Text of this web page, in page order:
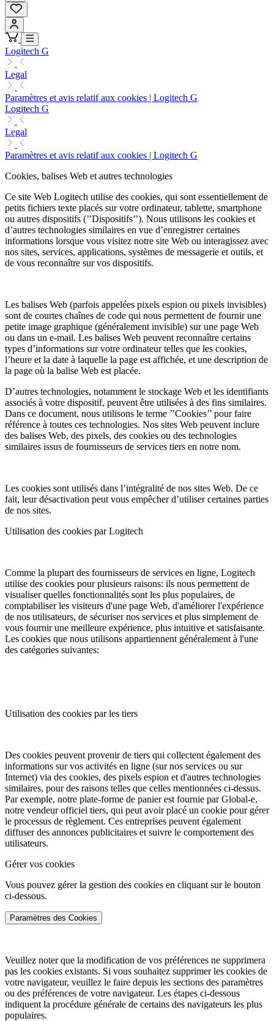
Logitech G
Legal
Paramètres et avis relatif aux cookies | Logitech G
Logitech G
Legal
Paramètres et avis relatif aux cookies | Logitech G
Cookies, balises Web et autres technologies
Ce site Web Logitech utilise des cookies, qui sont essentiellement de
petits fichiers texte placés sur votre ordinateur, tablette, smartphone
ou autres dispositifs (’’Dispositifs’’). Nous utilisons les cookies et
d’autres technologies similaires en vue d’enregistrer certaines
informations lorsque vous visitez notre site Web ou interagissez avec
nos sites, services, applications, systèmes de messagerie et outils, et
de vous reconnaître sur vos dispositifs.
Les balises Web (parfois appelées pixels espion ou pixels invisibles)
sont de courtes chaînes de code qui nous permettent de fournir une
petite image graphique (généralement invisible) sur une page Web
ou dans un e-mail. Les balises Web peuvent reconnaître certains
types d’informations sur votre ordinateur telles que les cookies,
l’heure et la date à laquelle la page est affichée, et une description de
la page où la balise Web est placée.
D’autres technologies, notamment le stockage Web et les identifiants
associés à votre dispositif, peuvent être utilisées à des fins similaires.
Dans ce document, nous utilisons le terme ’’Cookies’’ pour faire
référence à toutes ces technologies. Nos sites Web peuvent inclure
des balises Web, des pixels, des cookies ou des technologies
similaires issus de fournisseurs de services tiers en notre nom.
Les cookies sont utilisés dans l’intégralité de nos sites Web. De ce
fait, leur désactivation peut vous empêcher d’utiliser certaines parties
de nos sites.
Utilisation des cookies par Logitech
Comme la plupart des fournisseurs de services en ligne, Logitech
utilise des cookies pour plusieurs raisons: ils nous permettent de
visualiser quelles fonctionnalités sont les plus populaires, de
comptabiliser les visiteurs d'une page Web, d'améliorer l'expérience
de nos utilisateurs, de sécuriser nos services et plus simplement de
vous fournir une meilleure expérience, plus intuitive et satisfaisante.
Les cookies que nous utilisons appartiennent généralement à l'une
des catégories suivantes:
Utilisation des cookies par les tiers
Des cookies peuvent provenir de tiers qui collectent également des
informations sur vos activités en ligne (sur nos services ou sur
Internet) via des cookies, des pixels espion et d'autres technologies
similaires, pour des raisons telles que celles mentionnées ci-dessus.
Par exemple, notre plate-forme de panier est fournie par Global-e,
notre vendeur officiel tiers, qui peut avoir placé un cookie pour gérer
le processus de règlement. Ces entreprises peuvent également
diffuser des annonces publicitaires et suivre le comportement des
utilisateurs.
Gérer vos cookies
Vous pouvez gérer la gestion des cookies en cliquant sur le bouton
ci-dessous.
Paramètres des Cookies
Veuillez noter que la modification de vos préférences ne supprimera
pas les cookies existants. Si vous souhaitez supprimer les cookies de
votre navigateur, veuillez le faire depuis les sections des paramètres
ou des préférences de votre navigateur. Les étapes ci-dessous
indiquent la procédure générale de certains des navigateurs les plus
populaires.